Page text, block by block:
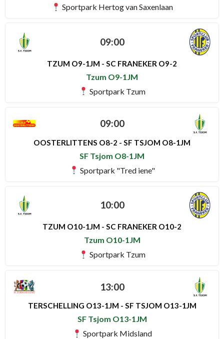
Sportpark Hertog van Saxenlaan
09:00
TZUM O9-1JM - SC FRANEKER O9-2
Tzum O9-1JM
Sportpark Tzum
09:00
OOSTERLITTENS O8-2 - SF TSJOM O8-1JM
SF Tsjom O8-1JM
Sportpark "Tred iene"
10:00
TZUM O10-1JM - SC FRANEKER O10-2
Tzum O10-1JM
Sportpark Tzum
13:00
TERSCHELLING O13-1JM - SF TSJOM O13-1JM
SF Tsjom O13-1JM
Sportpark Midsland